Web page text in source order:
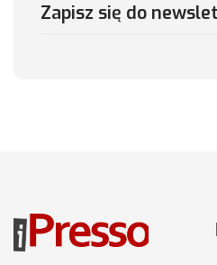
Zapisz się do